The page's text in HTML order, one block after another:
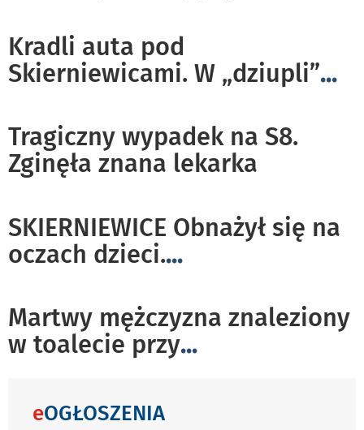
Kradli auta pod
Skierniewicami. W „dziupli”...
Tragiczny wypadek na S8.
Zginęła znana lekarka
SKIERNIEWICE Obnażył się na
oczach dzieci....
Martwy mężczyzna znaleziony
w toalecie przy...
eOGŁOSZENIA